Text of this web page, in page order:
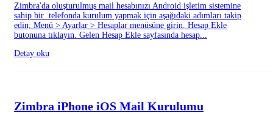
Zimbra'da oluşturulmuş mail hesabınızı Android işletim sistemine
sahip bir telefonda kurulum yapmak için aşağıdaki adımları takip
edin; Menü > Ayarlar > Hesaplar menüsüne girin. Hesap Ekle
butonuna tıklayın. Gelen Hesap Ekle sayfasında hesap...
Detay oku
Zimbra iPhone iOS Mail Kurulumu